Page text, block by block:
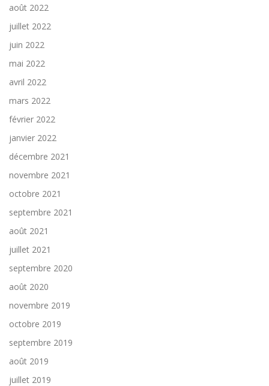
août 2022
juillet 2022
juin 2022
mai 2022
avril 2022
mars 2022
février 2022
janvier 2022
décembre 2021
novembre 2021
octobre 2021
septembre 2021
août 2021
juillet 2021
septembre 2020
août 2020
novembre 2019
octobre 2019
septembre 2019
août 2019
juillet 2019